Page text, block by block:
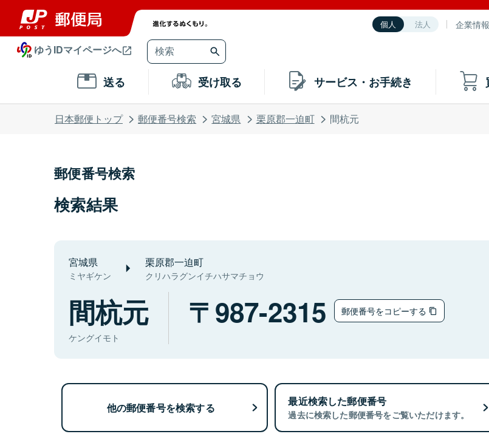
個人 法人 企業情報
ゆうIDマイページへ
送る 受け取る サービス・お手続き
日本郵便トップ 郵便番号検索 宮城県 栗原郡一迫町 間杭元
郵便番号検索
検索結果
宮城県
ミヤギケン
栗原郡一迫町
クリハラグンイチハサマチョウ
間杭元
ケングイモト
987-2315 郵便番号をコピーする
他の郵便番号を検索する 最近検索した郵便番号
過去に検索した郵便番号をご覧いただけます。